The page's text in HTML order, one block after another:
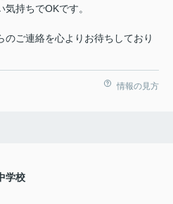
気持ちでOKです。
のご連絡を心よりお待ちしており
情報の見方
学校